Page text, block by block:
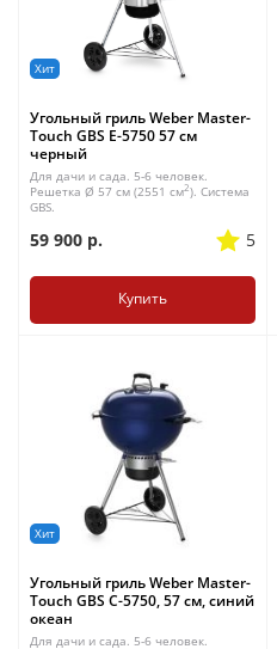
Хит
Угольный гриль Weber Master-
Touch GBS E-5750 57 см
черный
Для дачи и сада. 5-6 человек.
Решетка Ø 57 см (2551 см2). Система
GBS.
59 900 р. 5
Купить
Хит
Угольный гриль Weber Master-
Touch GBS С-5750, 57 см, синий
океан
Для дачи и сада. 5-6 человек.